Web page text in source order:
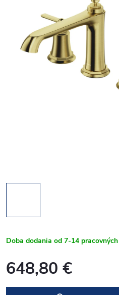
Doba dodania od 7-14
648,80 €